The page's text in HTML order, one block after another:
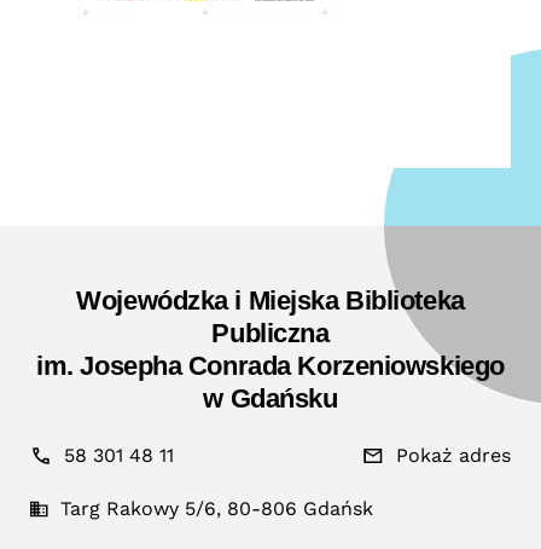
Wojewódzka i Miejska Biblioteka
Publiczna
im. Josepha Conrada Korzeniowskiego
w Gdańsku
58 301 48 11 Pokaż adres
Targ Rakowy 5/6, 80-806 Gdańsk